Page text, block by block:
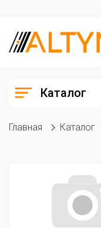
Каталог
Главная Каталог